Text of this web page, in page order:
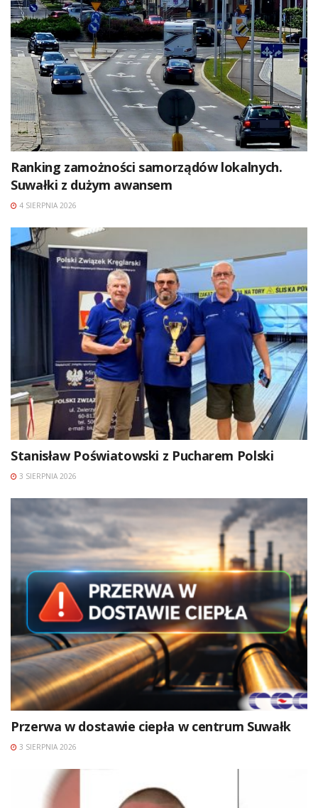
Ranking zamożności samorządów lokalnych.
Suwałki z dużym awansem
4 SIERPNIA 2026
Stanisław Poświatowski z Pucharem Polski
3 SIERPNIA 2026
Przerwa w dostawie ciepła w centrum Suwałk
3 SIERPNIA 2026